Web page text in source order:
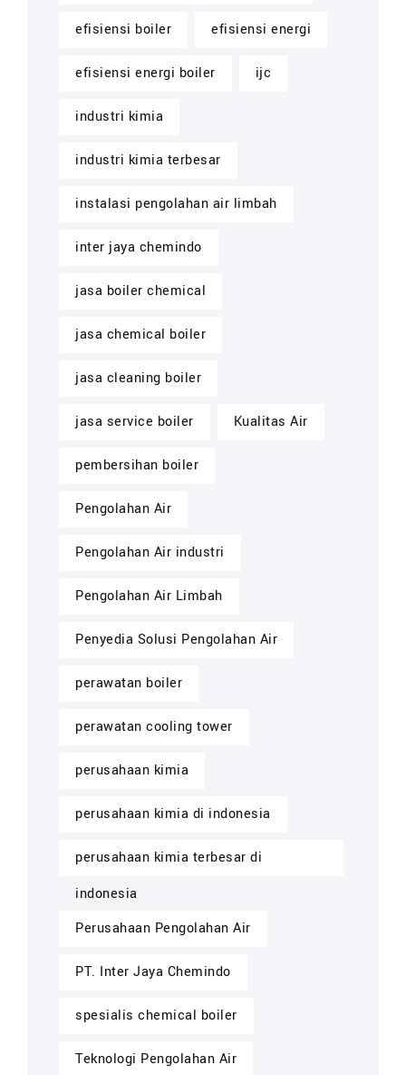
efisiensi boiler efisiensi energi
efisiensi energi boiler ijc
industri kimia
industri kimia terbesar
instalasi pengolahan air limbah
inter jaya chemindo
jasa boiler chemical
jasa chemical boiler
jasa cleaning boiler
jasa service boiler Kualitas Air
pembersihan boiler
Pengolahan Air
Pengolahan Air industri
Pengolahan Air Limbah
Penyedia Solusi Pengolahan Air
perawatan boiler
perawatan cooling tower
perusahaan kimia
perusahaan kimia di indonesia
perusahaan kimia terbesar di
indonesia
Perusahaan Pengolahan Air
PT. Inter Jaya Chemindo
spesialis chemical boiler
Teknologi Pengolahan Air